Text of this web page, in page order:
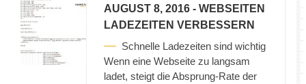
AUGUST 8, 2016 - WEBSEITEN
LADEZEITEN VERBESSERN
Schnelle Ladezeiten sind wichtig
Wenn eine Webseite zu langsam
ladet, steigt die Absprung-Rate der